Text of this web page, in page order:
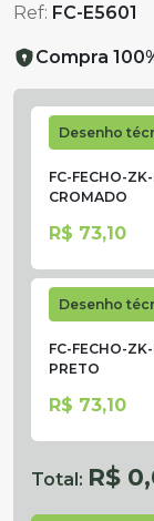
Ref: FC-E5601
Compra
Desenho
FC-FECHO-
CROMADO
R$ 73,10
Desenho
FC-FECHO-
PRETO
R$ 73,10
Total: R$